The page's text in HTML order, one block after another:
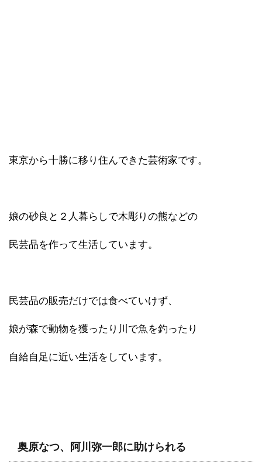
東京から十勝に移り住んできた芸術家です。
娘の砂良と２人暮らしで木彫りの熊などの
民芸品を作って生活しています。
民芸品の販売だけでは食べていけず、
娘が森で動物を獲ったり川で魚を釣ったり
自給自足に近い生活をしています。
奥原なつ、阿川弥一郎に助けられる